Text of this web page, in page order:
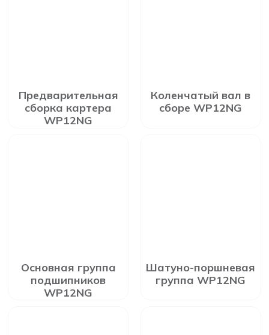
Предварительная
сборка картера
WP12NG
Коленчатый вал в
сборе WP12NG
Основная группа
подшипников
WP12NG
Шатуно-поршневая
группа WP12NG